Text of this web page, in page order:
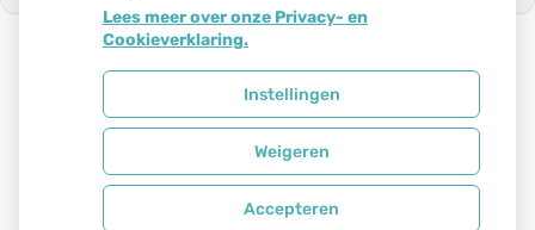
Uw Zorg Online|Beheer
Bezoek
onze
facebook
Cookie-instellingen
begin
de
Lees meer over onze Privacy- en
Cookieverklaring.
Instellingen
Weigeren
Accepteren